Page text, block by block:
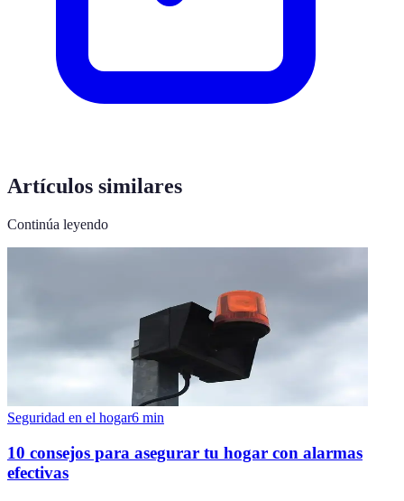
Artículos similares
Continúa leyendo
Seguridad en el hogar6 min
10 consejos para asegurar tu hogar con alarmas
efectivas